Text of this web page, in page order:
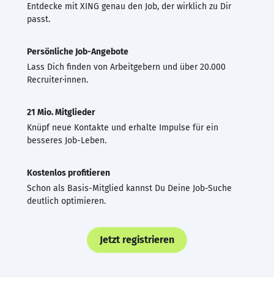
Entdecke mit XING genau den Job, der wirklich zu Dir
passt.
Persönliche Job-Angebote
Lass Dich finden von Arbeitgebern und über 20.000
Recruiter·innen.
21 Mio. Mitglieder
Knüpf neue Kontakte und erhalte Impulse für ein
besseres Job-Leben.
Kostenlos profitieren
Schon als Basis-Mitglied kannst Du Deine Job-Suche
deutlich optimieren.
Jetzt registrieren